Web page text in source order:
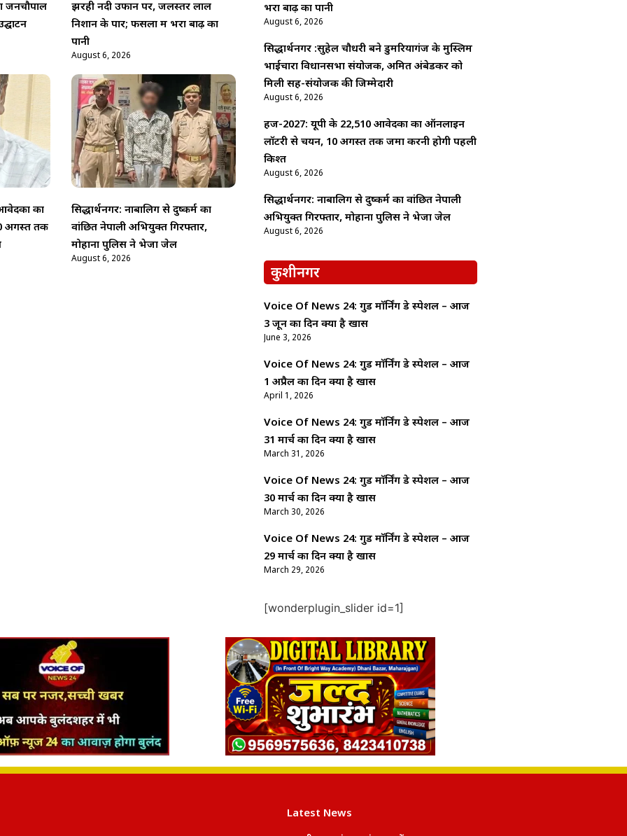
जनचौपाल
झरही नदी उफान पर, जलस्तर लाल
निशान के पार; फसलों में भरा बाढ़ का
पानी
August 6, 2026
का
अगस्त तक
सिद्धार्थनगर: नाबालिग से दुष्कर्म का
वांछित नेपाली अभियुक्त गिरफ्तार,
मोहाना पुलिस ने भेजा जेल
August 6, 2026
भरा बाढ़ का पानी
August 6, 2026
सिद्धार्थनगर :सुहेल चौधरी बने डुमरियागंज के मुस्लिम
भाईचारा विधानसभा संयोजक, अमित अंबेडकर को
मिली सह-संयोजक की जिम्मेदारी
August 6, 2026
हज-2027: यूपी के 22,510 आवेदकों का ऑनलाइन
लॉटरी से चयन, 10 अगस्त तक जमा करनी होगी पहली
किश्त
August 6, 2026
सिद्धार्थनगर: नाबालिग से दुष्कर्म का वांछित नेपाली
अभियुक्त गिरफ्तार, मोहाना पुलिस ने भेजा जेल
August 6, 2026
कुशीनगर
Voice Of News 24: गुड माॅर्निंग डे स्पेशल – आज
3 जून का दिन क्यों है खास
June 3, 2026
Voice Of News 24: गुड माॅर्निंग डे स्पेशल – आज
1 अप्रैल का दिन क्यों है खास
April 1, 2026
Voice Of News 24: गुड माॅर्निंग डे स्पेशल – आज
31 मार्च का दिन क्यों है खास
March 31, 2026
Voice Of News 24: गुड माॅर्निंग डे स्पेशल – आज
30 मार्च का दिन क्यों है खास
March 30, 2026
Voice Of News 24: गुड माॅर्निंग डे स्पेशल – आज
29 मार्च का दिन क्यों है खास
March 29, 2026
[wonderplugin_slider id=1]
Latest News